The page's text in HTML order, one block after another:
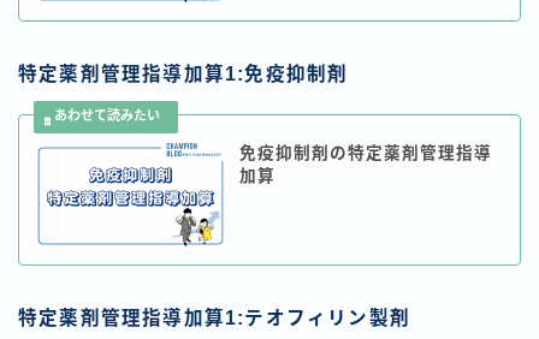
特定薬剤管理指導加算1:免疫抑制剤
免疫抑制剤の特定薬剤管理指導
加算
特定薬剤管理指導加算1:テオフィリン製剤